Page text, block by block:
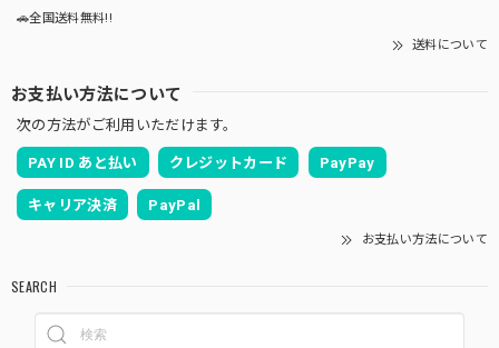
🚗全国送料無料!!
送料について
お支払い方法について
次の方法がご利用いただけます。
PAY ID あと払い クレジットカード PayPay
キャリア決済 PayPal
お支払い方法について
SEARCH